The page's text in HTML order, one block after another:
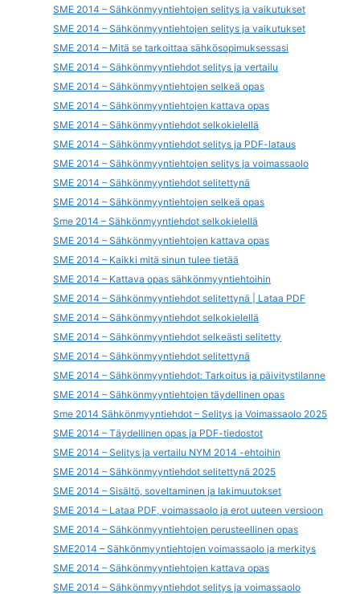
SME 2014 – Sähkönmyyntiehtojen selitys ja vaikutukset
SME 2014 – Sähkönmyyntiehtojen selitys ja vaikutukset
SME 2014 – Mitä se tarkoittaa sähkösopimuksessasi
SME 2014 – Sähkönmyyntiehdot selitys ja vertailu
SME 2014 – Sähkönmyyntiehtojen selkeä opas
SME 2014 – Sähkönmyyntiehtojen kattava opas
SME 2014 – Sähkönmyyntiehdot selkokielellä
SME 2014 – Sähkönmyyntiehdot selitys ja PDF-lataus
SME 2014 – Sähkönmyyntiehtojen selitys ja voimassaolo
SME 2014 – Sähkönmyyntiehdot selitettynä
SME 2014 – Sähkönmyyntiehtojen selkeä opas
Sme 2014 – Sähkönmyyntiehdot selkokielellä
SME 2014 – Sähkönmyyntiehtojen kattava opas
SME 2014 – Kaikki mitä sinun tulee tietää
SME 2014 – Kattava opas sähkönmyyntiehtoihin
SME 2014 – Sähkönmyyntiehdot selitettynä | Lataa PDF
SME 2014 – Sähkönmyyntiehdot selkokielellä
SME 2014 – Sähkönmyyntiehdot selkeästi selitetty
SME 2014 – Sähkönmyyntiehdot selitettynä
SME 2014 – Sähkönmyyntiehdot: Tarkoitus ja päivitystilanne
SME 2014 – Sähkönmyyntiehtojen täydellinen opas
Sme 2014 Sähkönmyyntiehdot – Selitys ja Voimassaolo 2025
SME 2014 – Täydellinen opas ja PDF-tiedostot
SME 2014 – Selitys ja vertailu NYM 2014 -ehtoihin
SME 2014 – Sähkönmyyntiehdot selitettynä 2025
SME 2014 – Sisältö, soveltaminen ja lakimuutokset
SME 2014 – Lataa PDF, voimassaolo ja erot uuteen versioon
SME 2014 – Sähkönmyyntiehtojen perusteellinen opas
SME2014 – Sähkönmyyntiehtojen voimassaolo ja merkitys
SME 2014 – Sähkönmyyntiehtojen kattava opas
SME 2014 – Sähkönmyyntiehdot selitys ja voimassaolo